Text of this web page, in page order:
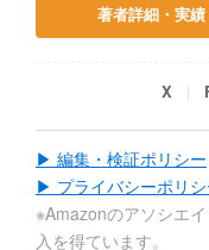
著者詳細・実績
X
▶ 編集・検証ポリシー
▶ プライバシーポリ
※Amazonのアソシエ
入を得ています。